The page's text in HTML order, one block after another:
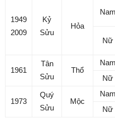
1949
2009
Kỷ
Sửu
Hỏa
Nam
Nữ
1961
Tân
Sửu
Thổ
Nam
Nữ
1973
Quý
Sửu
Mộc
Nam
Nữ